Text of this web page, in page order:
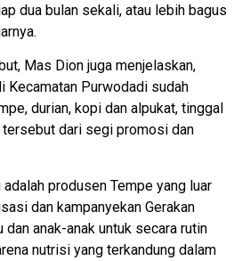
dua bulan sekali, atau lebih bagus
Mas Dion juga menjelaskan,
Kecamatan Purwodadi sudah
durian, kopi dan alpukat, tinggal
dari segi promosi dan
produsen Tempe yang luar
dan kampanyekan Gerakan
dan anak-anak untuk secara rutin
nutrisi yang terkandung dalam